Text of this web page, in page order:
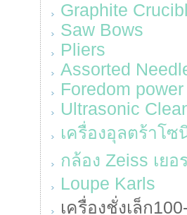
Graphite
Saw Bows
Pliers
Assorted
Foredom
Ultrasonic
เครื่องอุลตร้าโซ
กล้อง Zeiss เย
Loupe Karls
เครื่องชั่งเล็ก